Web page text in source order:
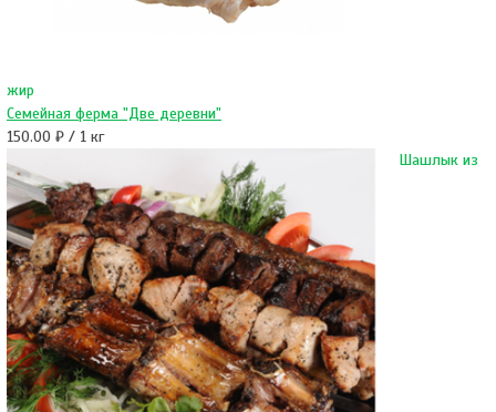
жир
Семейная ферма "Две деревни"
150.00 ₽ / 1 кг
Шашлык из